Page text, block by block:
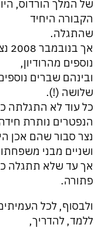
של המלך הורדוס,
הקבורה היחיד
שהתגלה.
נוספים מהרודיון,
ובינהם שברים
שלושה (!).
כל עוד לא התגלתה
הנפטרים נותרת
נצר סבור שהם אכן
ושניים מבני
אך עד שלא תתגלה
פתורה.
ולבסוף, לכל
ללמד, להדריך,